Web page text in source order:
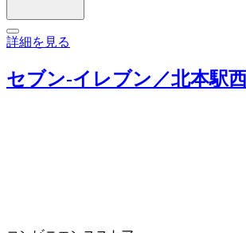
詳細を見る
セブン‐イレブン／北本駅